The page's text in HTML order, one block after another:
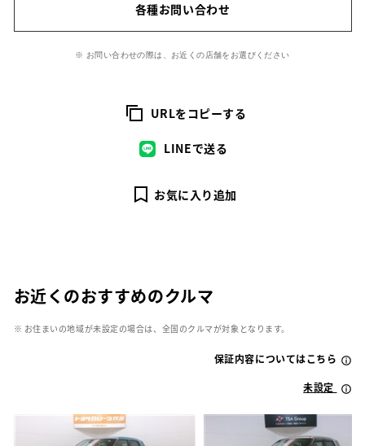
各種お問い合わせ
※ お問い合わせの際は、お近くの店舗をお選びください
URLをコピーする
LINEで送る
お気に入り追加
お近くのおすすめのクルマ
※ お住まいの地域が未設定の場合は、全国のクルマが対象となります。
保証内容についてはこちら
未設定